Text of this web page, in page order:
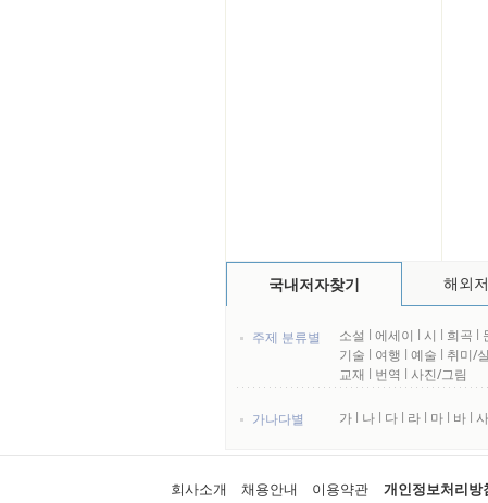
국내저자찾기 해외
주제 분류별 소설 l 에세이 l 시 l 희곡 l
기술 l 여행 l 예술 l 취미/
교재 l 번역 l 사진/그림
가나다별 가 l 나 l 다 l 라 l 마 l 바 l 사
회사소개 채용안내 이용약관 개인정보처리방